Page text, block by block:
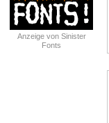
Anzeige von Sinister
Fonts